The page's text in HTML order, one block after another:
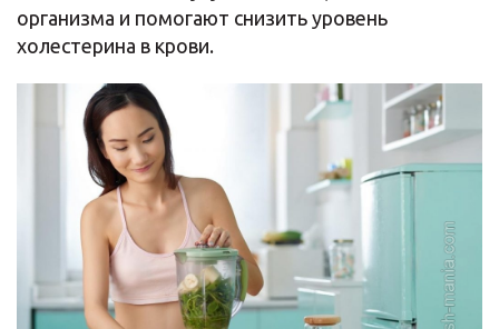
организма и помогают снизить уровень
холестерина в крови.